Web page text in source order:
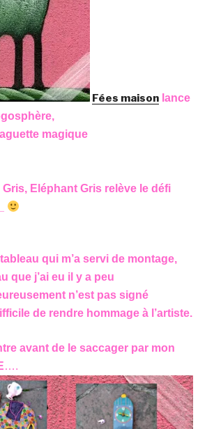
Fées maison lance
magique
Eléphant Gris relève le défi
qui m’a servi de montage,
que j’ai eu il y a peu
n’est pas signé
de rendre hommage à l’artiste.
avant de le saccager par mon
….